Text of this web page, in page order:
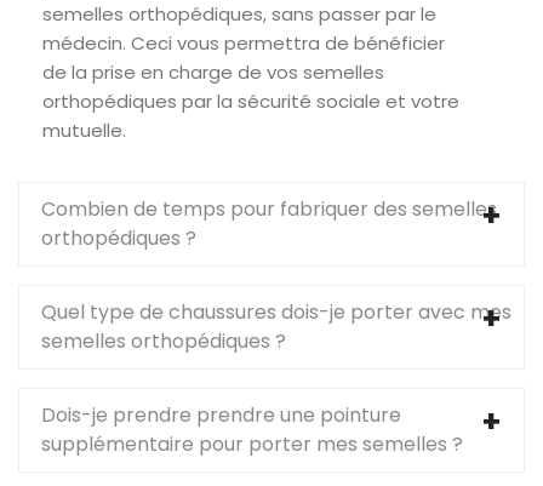
semelles orthopédiques, sans passer par le
médecin. Ceci vous permettra de bénéficier
de la prise en charge de vos semelles
orthopédiques par la sécurité sociale et votre
mutuelle.
Combien de temps pour fabriquer des semelles
orthopédiques ?
Quel type de chaussures dois-je porter avec mes
semelles orthopédiques ?
Dois-je prendre prendre une pointure
supplémentaire pour porter mes semelles ?